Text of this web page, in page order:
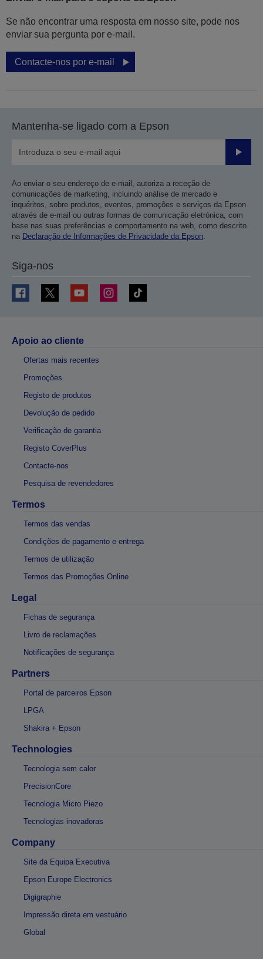
Se não encontrar uma resposta em nosso site, pode nos
enviar sua pergunta por e-mail.
Contacte-nos por e-mail
Mantenha-se ligado com a Epson
Enviar
Ao enviar o seu endereço de e-mail, autoriza a receção de
comunicações de marketing, incluindo análise de mercado e
inquéritos, sobre produtos, eventos, promoções e serviços da Epson
através de e-mail ou outras formas de comunicação eletrónica, com
base nas suas preferências e comportamento na web, como descrito
na Declaração de Informações de Privacidade da Epson.
Siga-nos
Apoio ao cliente
Ofertas mais recentes
Promoções
Registo de produtos
Devolução de pedido
Verificação de garantia
Registo CoverPlus
Contacte-nos
Pesquisa de revendedores
Termos
Termos das vendas
Condições de pagamento e entrega
Termos de utilização
Termos das Promoções Online
Legal
Fichas de segurança
Livro de reclamações
Notificações de segurança
Partners
Portal de parceiros Epson
LPGA
Shakira + Epson
Technologies
Tecnologia sem calor
PrecisionCore
Tecnologia Micro Piezo
Tecnologias inovadoras
Company
Site da Equipa Executiva
Epson Europe Electronics
Digigraphie
Impressão direta em vestuário
Global